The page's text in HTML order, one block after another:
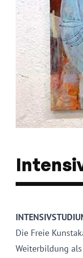
Die Freie
Weiterbildung